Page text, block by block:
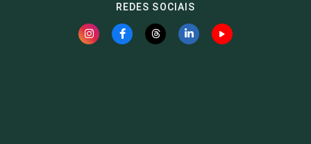
REDES SOCIAIS